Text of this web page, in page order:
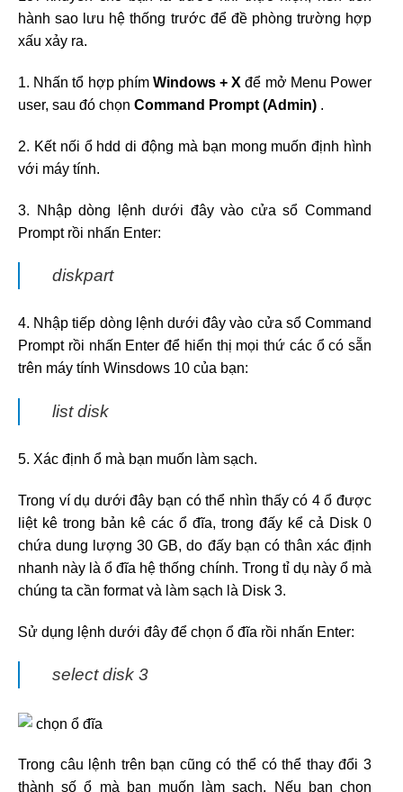
hành sao lưu hệ thống trước để đề phòng trường hợp
xấu xảy ra.
1. Nhấn tổ hợp phím Windows + Xđể mở Menu Power
user, sau đó chọn Command Prompt (Admin) .
2. Kết nối ổ hdd di động mà bạn mong muốn định hình
với máy tính.
3. Nhập dòng lệnh dưới đây vào cửa sổ Command
Prompt rồi nhấn Enter:
diskpart
4. Nhập tiếp dòng lệnh dưới đây vào cửa sổ Command
Prompt rồi nhấn Enter để hiển thị mọi thứ các ổ có sẵn
trên máy tính Winsdows 10 của bạn:
list disk
5. Xác định ổ mà bạn muốn làm sạch.
Trong ví dụ dưới đây bạn có thể nhìn thấy có 4 ổ được
liệt kê trong bản kê các ổ đĩa, trong đấy kể cả Disk 0
chứa dung lượng 30 GB, do đấy bạn có thân xác định
nhanh này là ổ đĩa hệ thống chính. Trong tỉ dụ này ổ mà
chúng ta cần format và làm sạch là Disk 3.
Sử dụng lệnh dưới đây để chọn ổ đĩa rồi nhấn Enter:
select disk 3
Trong câu lệnh trên bạn cũng có thể có thể thay đổi 3
thành số ổ mà bạn muốn làm sạch. Nếu bạn chọn